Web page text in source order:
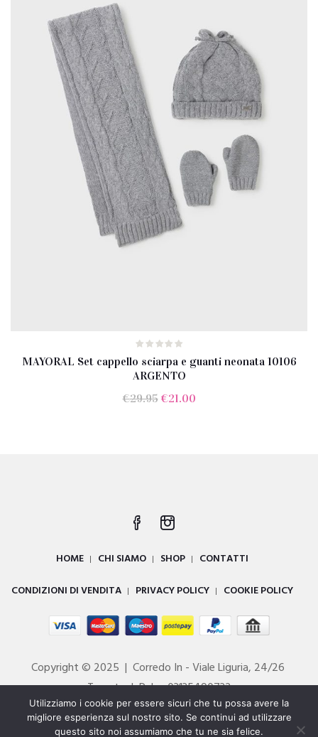
MAYORAL Set cappello sciarpa e guanti neonata 10106
ARGENTO
€29.95 Il
€21.00Il
HOME CHI SIAMO SHOP
CONTATTI
CONDIZIONI DI VENDITA
PRIVACY POLICY COOKIE POLICY
Copyright © 2025 | Corredo In - Viale Liguria, 24/26
Taranto | P. Iva 03135490732
Powered byDIGITALL
Utilizziamo i cookie per essere sicuri che tu possa avere la
migliore esperienza sul nostro sito. Se continui ad utilizzare
questo sito noi assumiamo che tu ne sia felice.